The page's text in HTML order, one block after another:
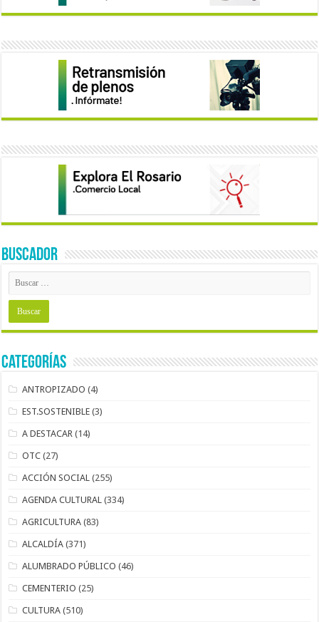
BUSCADOR
Categorías
ANTROPIZADO (4)
EST.SOSTENIBLE (3)
A DESTACAR (14)
OTC (27)
ACCIÓN SOCIAL (255)
AGENDA CULTURAL (334)
AGRICULTURA (83)
ALCALDÍA (371)
ALUMBRADO PÚBLICO (46)
CEMENTERIO (25)
CULTURA (510)